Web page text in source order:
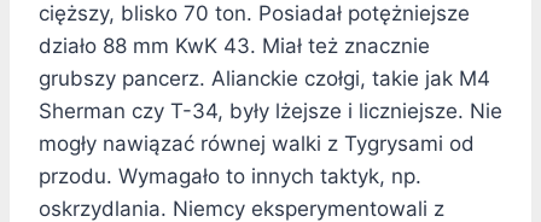
cięższy, blisko 70 ton. Posiadał potężniejsze
działo 88 mm KwK 43. Miał też znacznie
grubszy pancerz. Alianckie czołgi, takie jak M4
Sherman czy T-34, były lżejsze i liczniejsze. Nie
mogły nawiązać równej walki z Tygrysami od
przodu. Wymagało to innych taktyk, np.
oskrzydlania. Niemcy eksperymentowali z